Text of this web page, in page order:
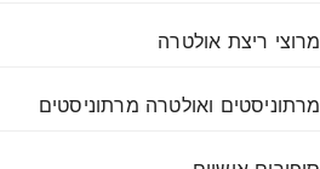
מרוצי ריצת אולטרה
מרתוניסטים ואולטרה מרתוניסטים